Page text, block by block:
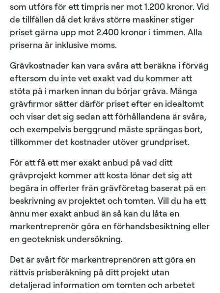
som utförs för ett timpris ner mot 1.200 kronor. Vid
de tillfällen då det krävs större maskiner stiger
priset gärna upp mot 2.400 kronor i timmen. Alla
priserna är inklusive moms.
Grävkostnader kan vara svåra att beräkna i förväg
eftersom du inte vet exakt vad du kommer att
stöta på i marken innan du börjar gräva. Många
grävfirmor sätter därför priset efter en idealtomt
och visar det sig sedan att förhållandena är svåra,
och exempelvis berggrund måste sprängas bort,
tillkommer det kostnader utöver grundpriset.
För att få ett mer exakt anbud på vad ditt
grävprojekt kommer att kosta lönar det sig att
begära in offerter från grävföretag baserat på en
beskrivning av projektet och tomten. Vill du ha ett
ännu mer exakt anbud än så kan du låta en
markentreprenör göra en förhandsbesiktning eller
en geoteknisk undersökning.
Det är svårt för markentreprenören att göra en
rättvis prisberäkning på ditt projekt utan
detaljerad information om tomten och arbetet